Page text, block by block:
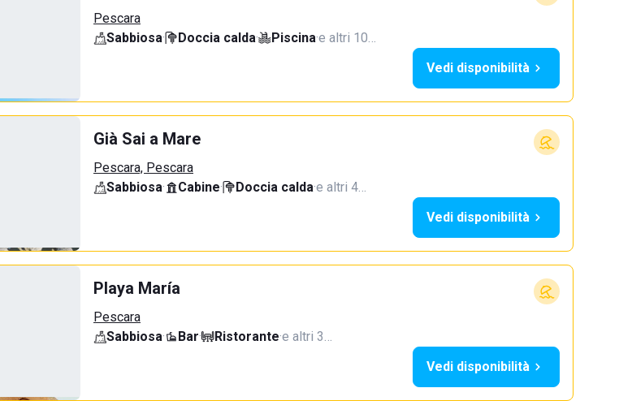
Pescara
Sabbiosa· Doccia calda· Piscina·e altri 10…
Vedi disponibilità
Già Sai a Mare
Pescara, Pescara
Sabbiosa· Cabine· Doccia calda·e altri 4…
Vedi disponibilità
Playa María
Pescara
Sabbiosa· Bar· Ristorante·e altri 3…
Vedi disponibilità